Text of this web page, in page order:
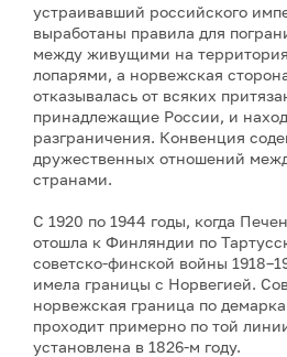
устраивавший российского
выработаны правила для
между живущими на
лопарями, а норвежская
отказывалась от всяких
принадлежащие России, и
разграничения. Конвенция
дружественных отношений
странами.
С 1920 по 1944 годы, когда
отошла к Финляндии по
советско-финской войны
имела границы с Норвегией.
норвежская граница по
проходит примерно по той
установлена в 1826-м году.